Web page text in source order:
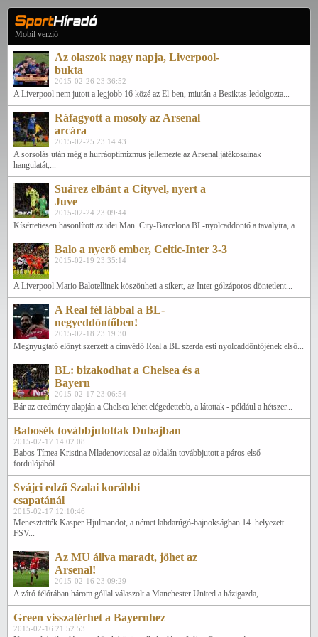
Mobil verzió
Az olaszok nagy napja, Liverpool-
bukta
2015-02-26 23:36:52
A Liverpool nem jutott a legjobb 16 közé az El-ben, miután a Besiktas ledolgozta...
Ráfagyott a mosoly az Arsenal
arcára
2015-02-25 23:14:43
A sorsolás után még a hurráoptimizmus jellemezte az Arsenal játékosainak
hangulatát,...
Suárez elbánt a Cityvel, nyert a
Juve
2015-02-24 23:09:44
Kísértetiesen hasonlított az idei Man. City-Barcelona BL-nyolcaddöntő a tavalyira, a...
Balo a nyerő ember, Celtic-Inter 3-3
2015-02-19 23:35:14
A Liverpool Mario Balotellinek köszönheti a sikert, az Inter gólzáporos döntetlent...
A Real fél lábbal a BL-
negyeddöntőben!
2015-02-18 23:19:30
Megnyugtató előnyt szerzett a címvédő Real a BL szerda esti nyolcaddöntőjének első...
BL: bizakodhat a Chelsea és a
Bayern
2015-02-17 23:06:54
Bár az eredmény alapján a Chelsea lehet elégedettebb, a látottak - például a hétszer...
Babosék továbbjutottak Dubajban
2015-02-17 14:02:08
Babos Tímea Kristina Mladenoviccsal az oldalán továbbjutott a páros első
fordulójából...
Svájci edző Szalai korábbi
csapatánál
2015-02-17 12:10:46
Menesztették Kasper Hjulmandot, a német labdarúgó-bajnokságban 14. helyezett
FSV...
Az MU állva maradt, jöhet az
Arsenal!
2015-02-16 23:09:29
A záró félórában három góllal válaszolt a Manchester United a házigazda,...
Green visszatérhet a Bayernhez
2015-02-16 21:52:53